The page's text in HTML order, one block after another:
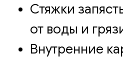
Стяжки
от воды и
Внутренние